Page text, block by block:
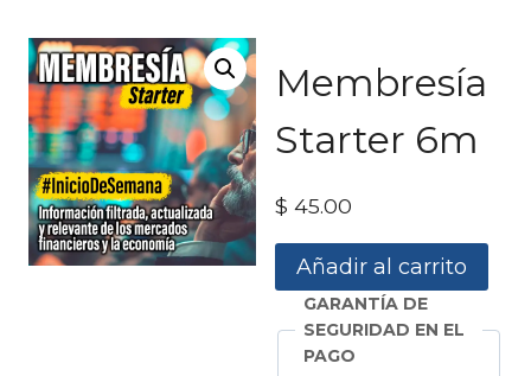
contenido
Membresía
Starter 6m
$ 45.00
Membresía
Starter
cantidad
Añadir al carrito
GARANTÍA DE
SEGURIDAD EN EL
PAGO